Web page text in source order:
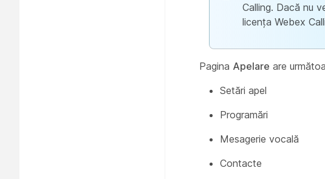
Calling. Dacă nu
licența Webex
Pagina Apelare are
Setări apel
Programări
Mesagerie vocală
Contacte